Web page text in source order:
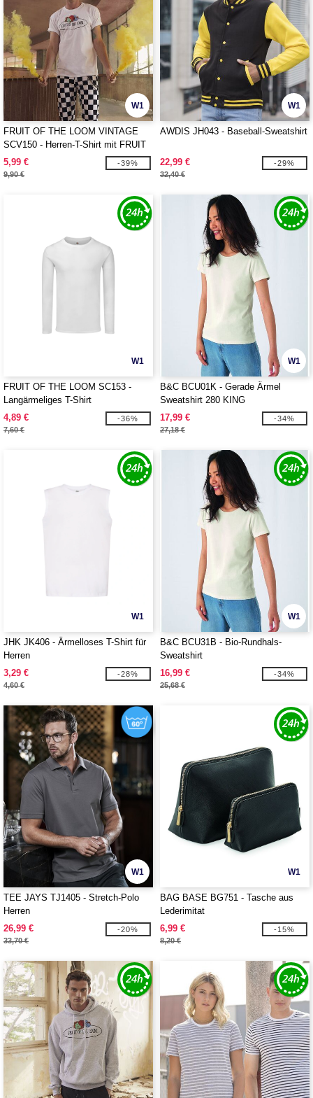
W1
FRUIT OF THE LOOM VINTAGE
SCV150 - Herren-T-Shirt mit FRUIT
OF THE LOOM VINTAGE-Logo
5,99 €
9,90 €
-39%
W1
AWDIS JH043 - Baseball-Sweatshirt
22,99 €
32,40 €
-29%
W1
FRUIT OF THE LOOM SC153 -
Langärmeliges T-Shirt
4,89 €
7,60 €
-36%
W1
B&C BCU01K - Gerade Ärmel
Sweatshirt 280 KING
17,99 €
27,18 €
-34%
W1
JHK JK406 - Ärmelloses T-Shirt für
Herren
3,29 €
4,60 €
-28%
W1
B&C BCU31B - Bio-Rundhals-
Sweatshirt
16,99 €
25,68 €
-34%
W1
TEE JAYS TJ1405 - Stretch-Polo
Herren
26,99 €
33,70 €
-20%
W1
BAG BASE BG751 - Tasche aus
Lederimitat
6,99 €
8,20 €
-15%